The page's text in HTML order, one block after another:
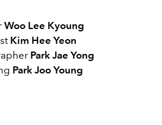
Woo Lee Kyoung
Kim Hee Yeon
Park Jae Yong
Park Joo Young